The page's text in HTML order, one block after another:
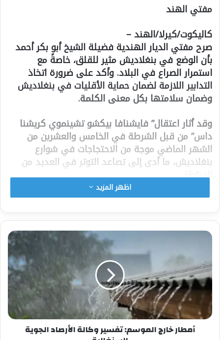
مفتي الهند
كاليكوت/كيرلا/الهند –
صرح مفتي الديار الهندية فضيلة الشيخ أبو بكر أحمد
بأن الوضع في بنغلاديش مثير للقلق، خاصةً مع
استمرار الصراع في البلاد. وأكد على ضرورة اتخاذ
التدابير اللازمة لضمان حماية الأقليات في بنغلاديش
وضمان سلامتها بكل معنى الكلمة.
وقد أثار اعتقال” فايشنافا بيكشو تشينموي كريشنا
داس” من قبل الشرطة في الخامس والعشرين من
الشهر الماضي موجة من الاحتجاجات في شوارع
بنغلاديش، ما أدى إلى تصاعد التوتر في العديد من
المناطق.
وأشار المفتي إلى أن انعدام الأمن الذي تعاني منه
الأقليات في بنغلاديش يشكل أزمة ذات تداعيات
تتجاوز حدود البلاد، وتشمل دول المنطقة مثل الهند
وباكستان وأفغانستان ونيبال. ودعا إلى أن لا يتم
السماح للمشاعر العاطفية بالتأثير على الأحداث. كما
شدد على ضرورة أن تكون الحكومة المؤقتة في
بنغلاديش مستعدة للحفاظ على السلام والوئام
الاجتماعي، والعمل على منع تفشي الطائفية.
وطالب المفتي الجميع بالامتناع عن أي أعمال قد تؤدي
إلى زيادة التوترات الأمنية في المجتمعات الأقلية في
اظهر المزيد
أمطار خارج الموسم: تفسير وكالة الأرصاد الجوية